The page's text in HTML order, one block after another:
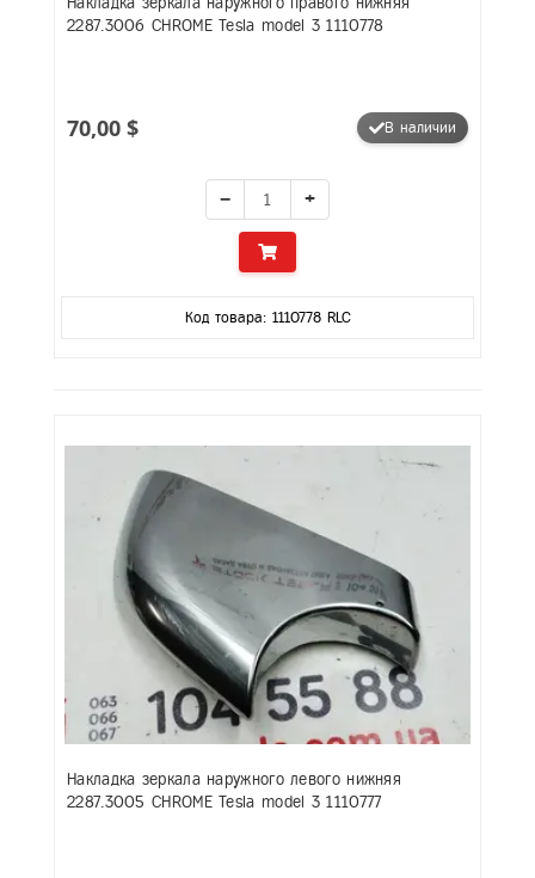
2287.3006 CHROME Tesla model 3 1110778
70,00 $ В наличии
− +
Код товара: 1110778 RLC
Накладка зеркала наружного левого нижняя
2287.3005 CHROME Tesla model 3 1110777